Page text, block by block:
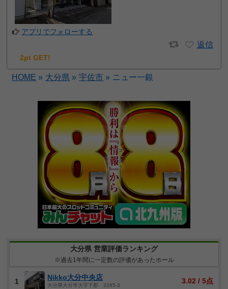
アプリでフォローする
返信
2pt GET!
HOME » 大分県 » 宇佐市 » ニュー一銀
大分県 営業評価ランキング
※過去1年間に一定数の評価があったホール
1 Nikko大分中央店
大分県大分市大字下郡 3285-3
3.02 / 5点